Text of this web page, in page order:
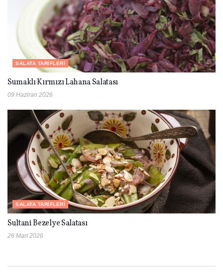
SALATA TARIFLERI
Sumaklı Kırmızı Lahana Salatası
09 Haziran 2026
SALATA TARIFLERI
Sultani Bezelye Salatası
26 Mart 2026